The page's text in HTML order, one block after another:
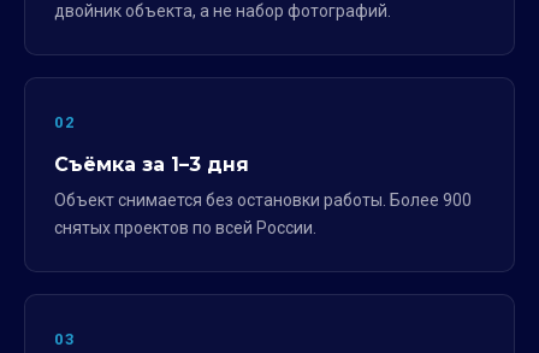
двойник объекта, а не набор фотографий.
02
Съёмка за 1–3 дня
Объект снимается без остановки работы. Более 900
снятых проектов по всей России.
03